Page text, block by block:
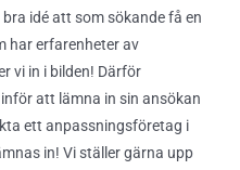
idé att som sökande få en
har erfarenheter av
vi in i bilden! Därför
att lämna in sin ansökan
ett anpassningsföretag i
in! Vi ställer gärna upp